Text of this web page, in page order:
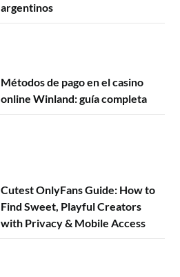
argentinos
Métodos de pago en el casino
online Winland: guía completa
Cutest OnlyFans Guide: How to
Find Sweet, Playful Creators
with Privacy & Mobile Access